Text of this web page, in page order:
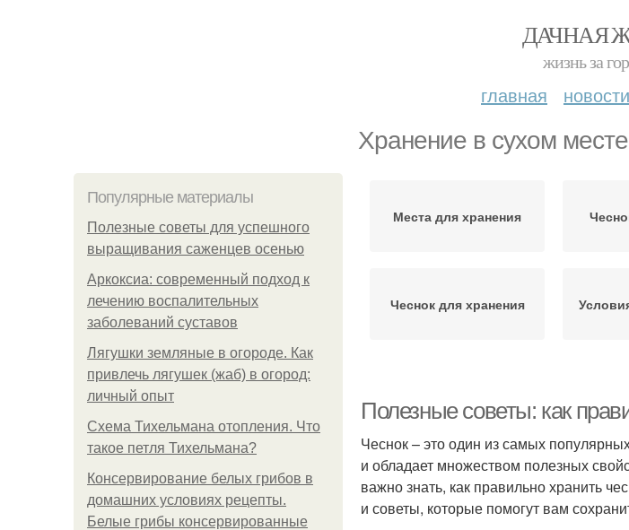
ДАЧНАЯ
жизнь за
главная новости
Хранение в сухом месте
Популярные материалы
Полезные советы для успешного
выращивания саженцев осенью
Аркоксиа: современный подход к
лечению воспалительных
заболеваний суставов
Лягушки земляные в огороде. Как
привлечь лягушек (жаб) в огород:
личный опыт
Схема Тихельмана отопления. Что
такое петля Тихельмана?
Консервирование белых грибов в
домашних условиях рецепты.
Белые грибы консервированные
Места для хранения
Чеснок для хранения
Хранение в
морозильнике
Полезные советы: как
Чеснок – это один из самых
и обладает множеством полезных
важно знать, как правильно хранить
и советы, которые помогут вам